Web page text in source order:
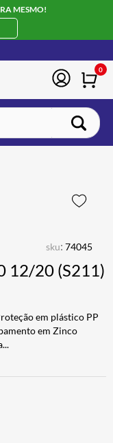
MESMO!
0
sku: 74045
12/20 (S211)
em plástico PP
em Zinco
...